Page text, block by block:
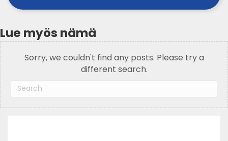
Lue myös nämä
Sorry, we couldn't find any posts. Please try a
different search.